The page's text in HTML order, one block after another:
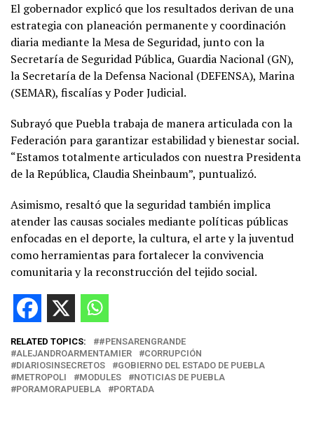
El gobernador explicó que los resultados derivan de una
estrategia con planeación permanente y coordinación
diaria mediante la Mesa de Seguridad, junto con la
Secretaría de Seguridad Pública, Guardia Nacional (GN),
la Secretaría de la Defensa Nacional (DEFENSA), Marina
(SEMAR), fiscalías y Poder Judicial.
Subrayó que Puebla trabaja de manera articulada con la
Federación para garantizar estabilidad y bienestar social.
“Estamos totalmente articulados con nuestra Presidenta
de la República, Claudia Sheinbaum”, puntualizó.
Asimismo, resaltó que la seguridad también implica
atender las causas sociales mediante políticas públicas
enfocadas en el deporte, la cultura, el arte y la juventud
como herramientas para fortalecer la convivencia
comunitaria y la reconstrucción del tejido social.
RELATED TOPICS:
#PENSARENGRANDE
ALEJANDROARMENTAMIER
CORRUPCIÓN
DIARIOSINSECRETOS
GOBIERNO DEL ESTADO DE PUEBLA
METROPOLI
MODULES
NOTICIAS DE PUEBLA
PORAMORAPUEBLA
PORTADA